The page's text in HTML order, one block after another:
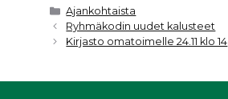
e
b
t
e
ts
A
e
Kategoriat
Ajankohtaista
Ryhmäkodin uudet kalusteet
Kirjasto omatoimelle 24.11 klo 14